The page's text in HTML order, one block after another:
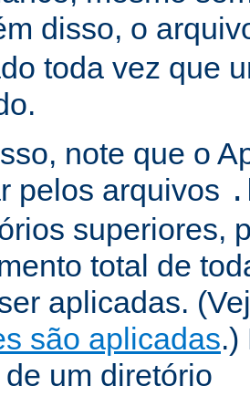
disso, o
toda vez que
note que o
pelos arquivos
superiores,
total de
aplicadas.
são aplicadas.)
um diretório